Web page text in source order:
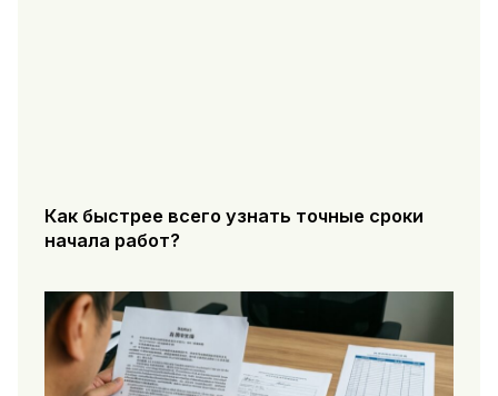
Как быстрее всего узнать точные сроки
начала работ?